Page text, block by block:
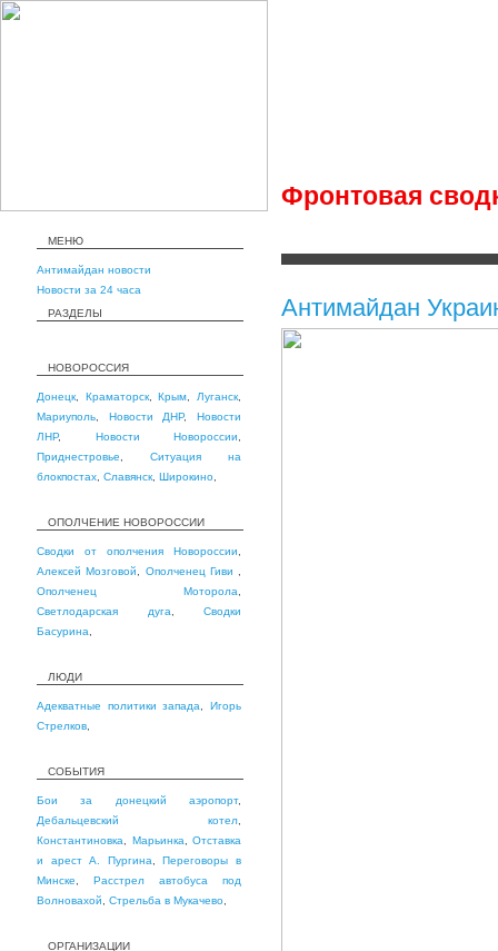
Фронтовая
МЕНЮ
Антимайдан новости
Новости за 24 часа
РАЗДЕЛЫ
НОВОРОССИЯ
Донецк Краматорск,Крым Луганск
Мариуполь
Новости ДНР,Новости
ЛНР, Новости Новороссии
Приднестровье
Ситуация на
блокпостах Славянск Широкино
ОПОЛЧЕНИЕ НОВОРОССИИ
Сводки от ополчения Новороссии
Алексей Мозговой
Ополченец Гиви
Ополченец Моторола
Светлодарская дуга
Сводки
Басурина
ЛЮДИ
Адекватные политики запада ,Игорь
Стрелков
СОБЫТИЯ
Бои за донецкий аэропорт,
Дебальцевский котел
Константиновка
Марьинка
Отставка
и арест А. Пургина ,Переговоры в
Минске
Расстрел автобуса под
Волновахой
Стрельба в Мукачево
ОРГАНИЗАЦИИ
Антимайдан